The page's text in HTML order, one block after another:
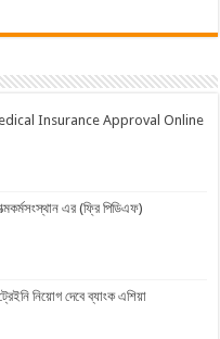
Insurance Approval Online
এর (ফ্রি পিডিএফ)
নিয়োগ দেবে ব্যাংক এশিয়া